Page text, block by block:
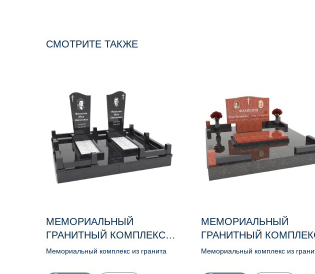
СМОТРИТЕ ТАКЖЕ
МЕМОРИАЛЬНЫЙ
ГРАНИТНЫЙ КОМПЛЕКС
М170
Мемориальный комплекс из гранита
МЕМОРИАЛЬНЫЙ
ГРАНИТНЫЙ
М152
Мемориальный комплекс из